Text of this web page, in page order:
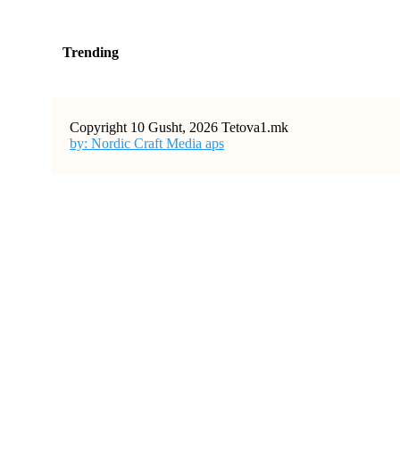
Trending
Copyright 10 Gusht, 2026 Tetova1.mk
by: Nordic Craft Media aps